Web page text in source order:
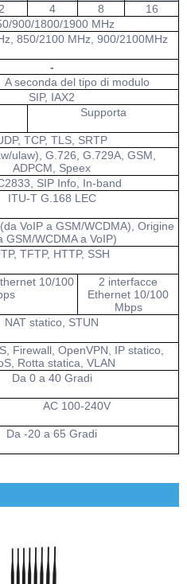
2 4 8
16
900/1800/1900 MHz
850/2100 MHz, 900/2100MHz
-
A seconda del tipo di modulo
SIP, IAX2
Supporta
TCP, TLS, SRTP
ulaw), G.726, G.729A, GSM,
ADPCM, Speex
SIP Info, In-band
ITU-T G.168 LEC
VoIP a GSM/WCDMA), Origine
GSM/WCDMA a VoIP)
TFTP, HTTP, SSH
10/100
2 interfacce
Ethernet 10/100
Mbps
NAT statico, STUN
Firewall, OpenVPN, IP statico,
Rotta statica, VLAN
Da 0 a 40 Gradi
AC 100-240V
Da -20 a 65 Gradi